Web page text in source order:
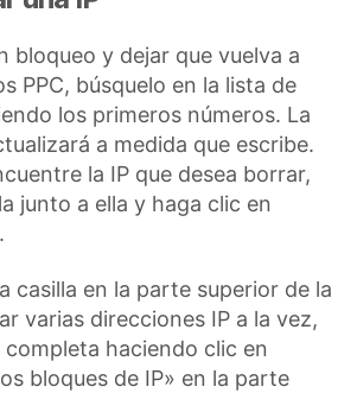
bloqueo y dejar que vuelva a
PPC, búsquelo en la lista de
los primeros números. La
a medida que escribe.
la IP que desea borrar,
junto a ella y haga clic en
casilla en la parte superior de la
varias direcciones IP a la vez,
haciendo clic en
bloques de IP» en la parte